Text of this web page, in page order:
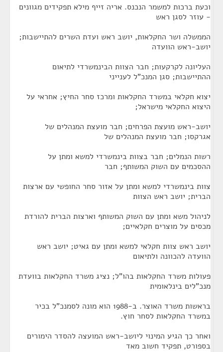
וכעת ברכות למשמר הנכנס. אריה זייף מילא תפקידים מגוונים
- עוזר לסגן ראש
הממשלה ושר החקלאות, יושב ראש ועדת השרים להתיישבות;
יושב-ראש הוועדה
העליונה לקרקעות; חבר הצוות הבינמשרדי לתיאום
ההתיישבות; סגן המנכ"ל לענייני
יצוא חקלאי במשרד החקלאות ומרכז סחר החיץ; אחראי על
היצוא החקלאי מישראל;
יושב-ראש מועצת הפרחים; חבר מועצת המנהלים של
אגרקסו; חבר מועצת המנהלים של
רשות הנמלים; חבר בצוות בינמשרדי למשא ומתן על
ההסכמים עם השוק המשותף; חבר
צוות בינמשרדי למשא ומתן על אזור סחר החופשי עם ארצות
הברית; יושב ראש הצוות
לניהול משא ומתן עם השוק המשותף וארצות הברית להורדת
מכסים על מוצרים חקלאיים;
יושב ראש צוות חקלאי למשא ומתן עם גאיט; יושב ראש
הוועדה להכוונה ולתיאום
פעולות משרד החקלאות בהו"ל; נציג משרד החקלאות בוועדת
מנכ"לים בינלאומית
בראשות משרד האוצר. ב-1988 הוא מונה לסמנכ"ל בכיר
במשרד החקלאות לסחר חוץ.
ואחר כך הגיע המינוי ליושב-ראש המועצה להסדר הימורים
בספורט, תפקיד חשוב מאד